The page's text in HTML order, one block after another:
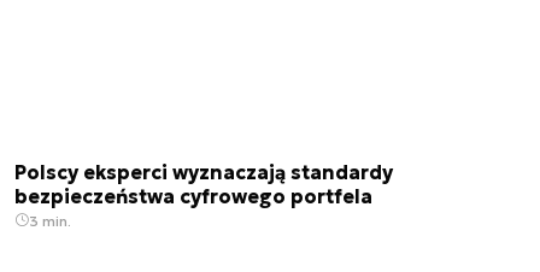
Polscy eksperci wyznaczają standardy
bezpieczeństwa cyfrowego portfela
3 min.